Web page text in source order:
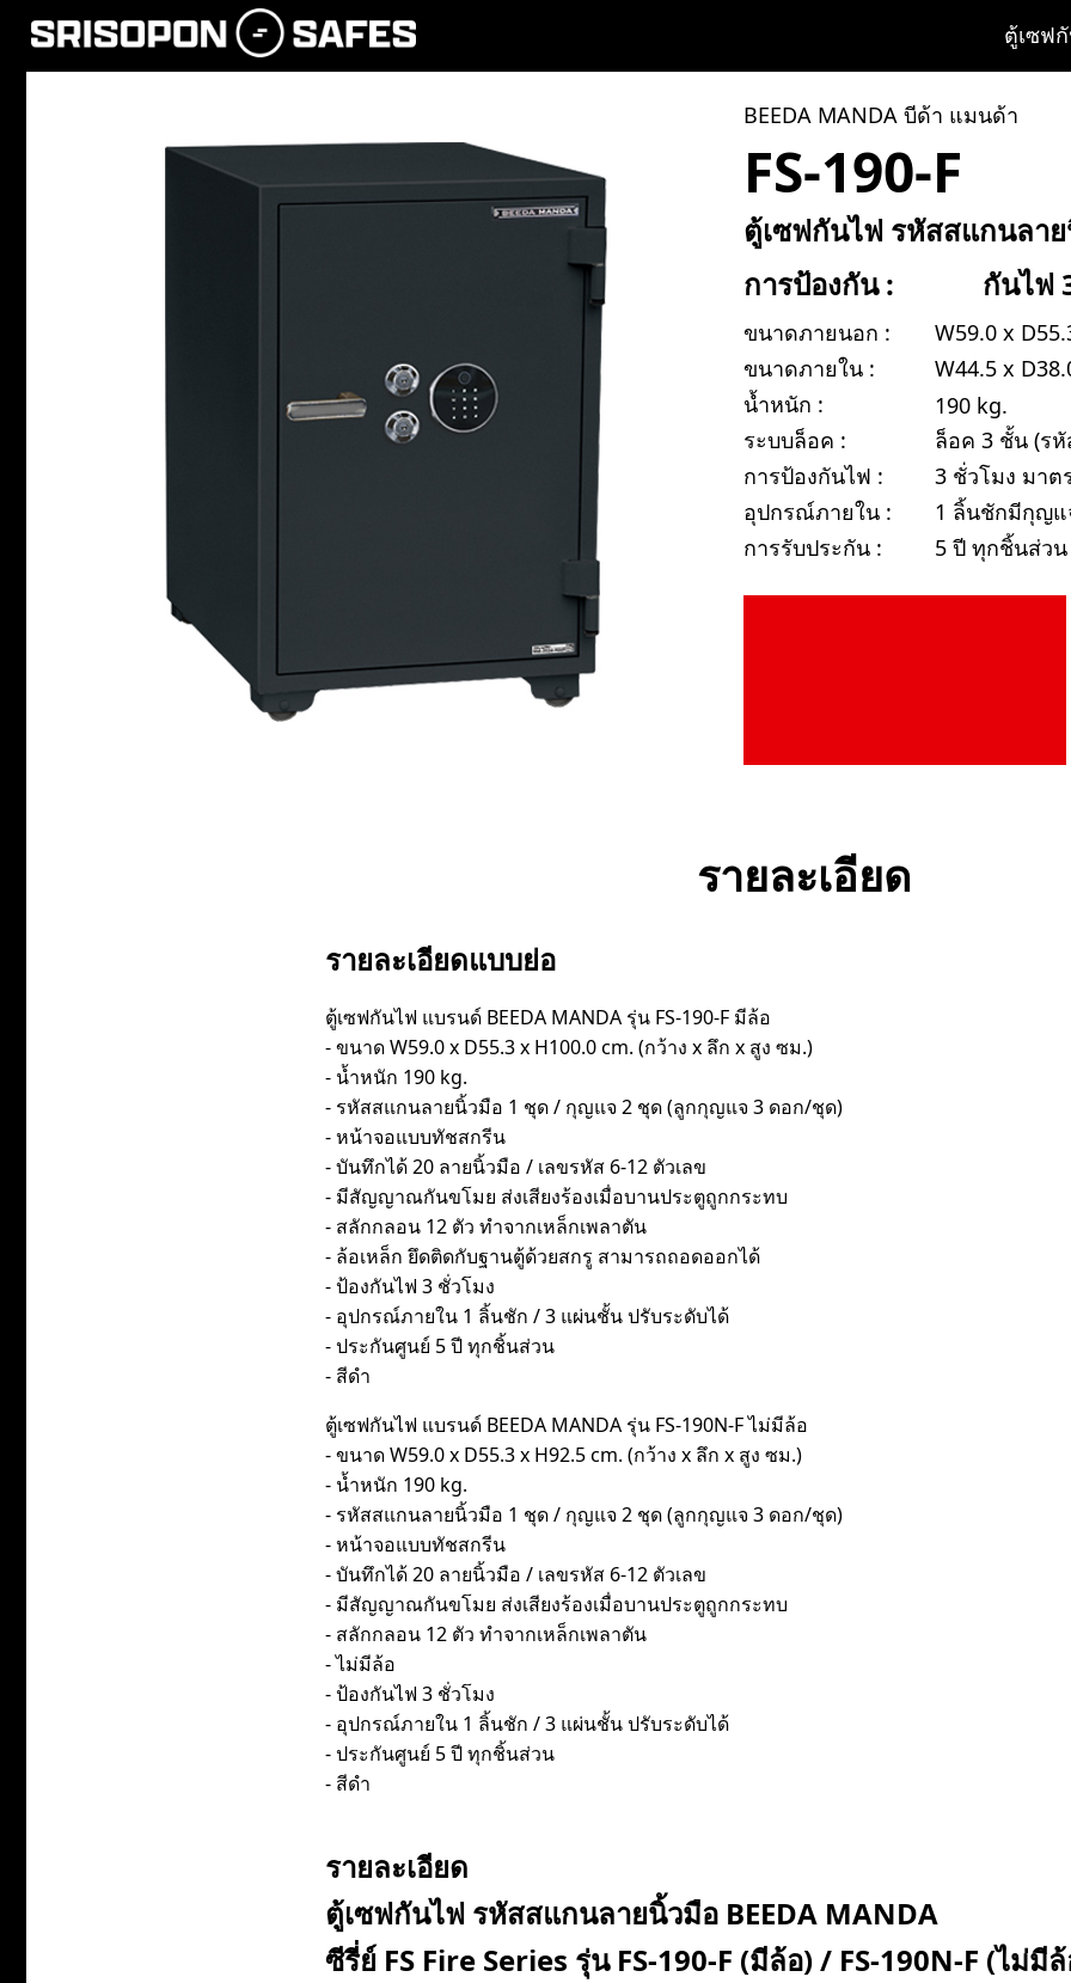
ตู้เซฟ
BEEDA MANDA บีด้า แมนด้า
FS-190-F
ตู้เซฟกันไฟ รหัสสแกนลา
การป้องกัน :
กันไฟ
ขนาดภายนอก :
W59.0 x
ขนาดภายใน :
W44.5 x
น้ำหนัก :
190 kg.
ระบบล็อค :
ล็อค 3 ชั้น (ร
การป้องกันไฟ :
3 ชั่วโมง มาต
อุปกรณ์ภายใน :
1 ลิ้นชักมีกุญ
การรับประกัน :
5 ปี ทุกชิ้นส่วน
รายละเอียด
รายละเอียดแบบย่อ
ตู้เซฟกันไฟ แบรนด์ BEEDA MANDA รุ่น FS-190-F มีล้อ
- ขนาด W59.0 x D55.3 x H100.0 cm. (กว้าง x ลึก x สูง ซม.)
- น้ำหนัก 190 kg.
- รหัสสแกนลายนิ้วมือ 1 ชุด / กุญแจ 2 ชุด (ลูกกุญแจ 3 ดอก/ชุด)
- หน้าจอแบบทัชสกรีน
- บันทึกได้ 20 ลายนิ้วมือ / เลขรหัส 6-12 ตัวเลข
- มีสัญญาณกันขโมย ส่งเสียงร้องเมื่อบานประตูถูกกระทบ
- สลักกลอน 12 ตัว ทำจากเหล็กเพลาตัน
- ล้อเหล็ก ยึดติดกับฐานตู้ด้วยสกรู สามารถถอดออกได้
- ป้องกันไฟ 3 ชั่วโมง
- อุปกรณ์ภายใน 1 ลิ้นชัก / 3 แผ่นชั้น ปรับระดับได้
- ประกันศูนย์ 5 ปี ทุกชิ้นส่วน
- สีดำ
ตู้เซฟกันไฟ แบรนด์ BEEDA MANDA รุ่น FS-190N-F ไม่มีล้อ
- ขนาด W59.0 x D55.3 x H92.5 cm. (กว้าง x ลึก x สูง ซม.)
- น้ำหนัก 190 kg.
- รหัสสแกนลายนิ้วมือ 1 ชุด / กุญแจ 2 ชุด (ลูกกุญแจ 3 ดอก/ชุด)
- หน้าจอแบบทัชสกรีน
- บันทึกได้ 20 ลายนิ้วมือ / เลขรหัส 6-12 ตัวเลข
- มีสัญญาณกันขโมย ส่งเสียงร้องเมื่อบานประตูถูกกระทบ
- สลักกลอน 12 ตัว ทำจากเหล็กเพลาตัน
- ไม่มีล้อ
- ป้องกันไฟ 3 ชั่วโมง
- อุปกรณ์ภายใน 1 ลิ้นชัก / 3 แผ่นชั้น ปรับระดับได้
- ประกันศูนย์ 5 ปี ทุกชิ้นส่วน
- สีดำ
รายละเอียด
ตู้เซฟกันไฟ รหัสสแกนลายนิ้วมือ BEEDA MANDA
ซีรี่ย์ FS Fire Series รุ่น FS-190-F (มีล้อ) / FS-190N-F (ไม่มี